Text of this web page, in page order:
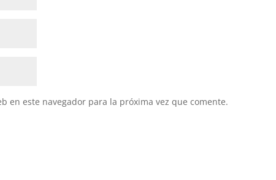
en este navegador para la próxima vez que comente.